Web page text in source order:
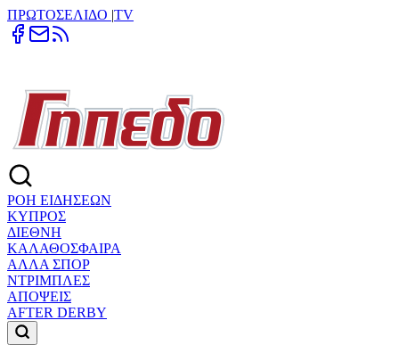
ΠΡΩΤΟΣΕΛΙΔΟ |TV
ΡΟΗ ΕΙΔΗΣΕΩΝ
ΚΥΠΡΟΣ
ΔΙΕΘΝΗ
ΚΑΛΑΘΟΣΦΑΙΡΑ
ΑΛΛΑ ΣΠΟΡ
ΝΤΡΙΜΠΛΕΣ
ΑΠΟΨΕΙΣ
AFTER DERBY